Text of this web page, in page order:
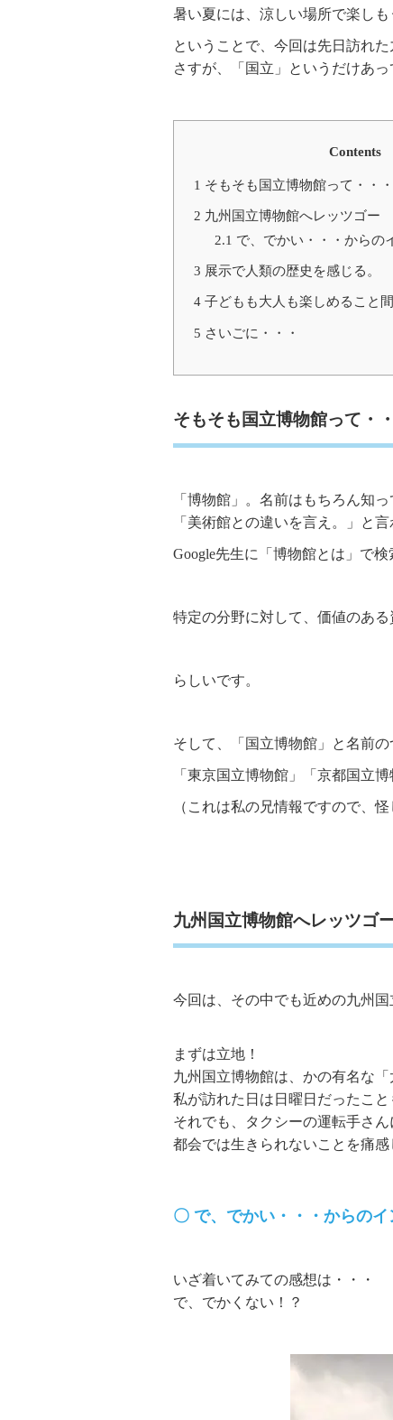
暑い夏には、涼しい場所で楽しも
ということで、今回は先日訪れ
さすが、「国立」というだけあ
Contents
1 そもそも国立博物館って・・・
2 九州国立博物館へレッツゴー
2.1 で、でかい・・・からの
3 展示で人類の歴史を感じる。
4 子どもも大人も楽しめること
5 さいごに・・・
そもそも国立博物館って・
「博物館」。名前はもちろん知っ
「美術館との違いを言え。」と
Google先生に「博物館とは」で検
特定の分野に対して、価値のあ
らしいです。
そして、「国立博物館」と名前の
「東京国立博物館」「京都国立
（これは私の兄情報ですので、怪
九州国立博物館へレッツゴ
今回は、その中でも近めの九州国
まずは立地！
九州国立博物館は、かの有名な
私が訪れた日は日曜日だったこ
それでも、タクシーの運転手さ
都会では生きられないことを痛感
で、でかい・・・からのイ
いざ着いてみての感想は・・・
で、でかくない！？